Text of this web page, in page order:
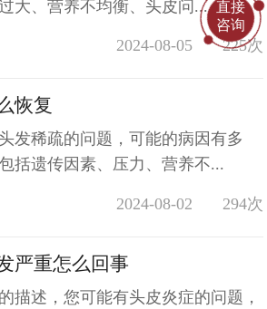
大、营养不均衡、头皮问...
2024-08-05 225次
恢复
发稀疏的问题，可能的病因有多
括遗传因素、压力、营养不...
2024-08-02 294次
严重怎么回事
描述，您可能有头皮炎症的问题，
直接
咨询